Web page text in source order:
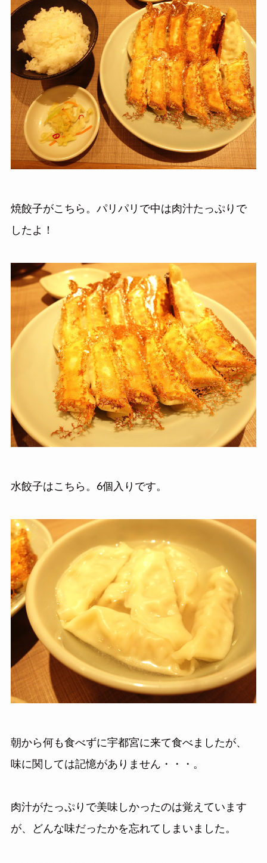
焼餃子がこちら。パリパリで中は肉汁たっぷりで
したよ！
水餃子はこちら。6個入りです。
朝から何も食べずに宇都宮に来て食べましたが、
味に関しては記憶がありません・・・。
肉汁がたっぷりで美味しかったのは覚えています
が、どんな味だったかを忘れてしまいました。